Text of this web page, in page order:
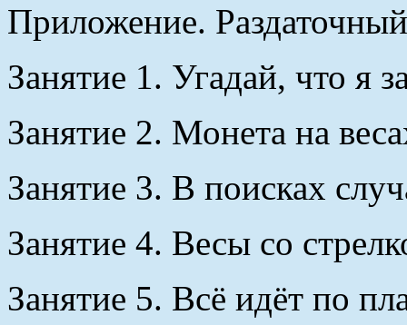
Приложение.
Занятие 1. Угадай, что я
Занятие 2. Монета на
Занятие 3. В поисках
Занятие 4. Весы со
Занятие 5. Всё идёт по